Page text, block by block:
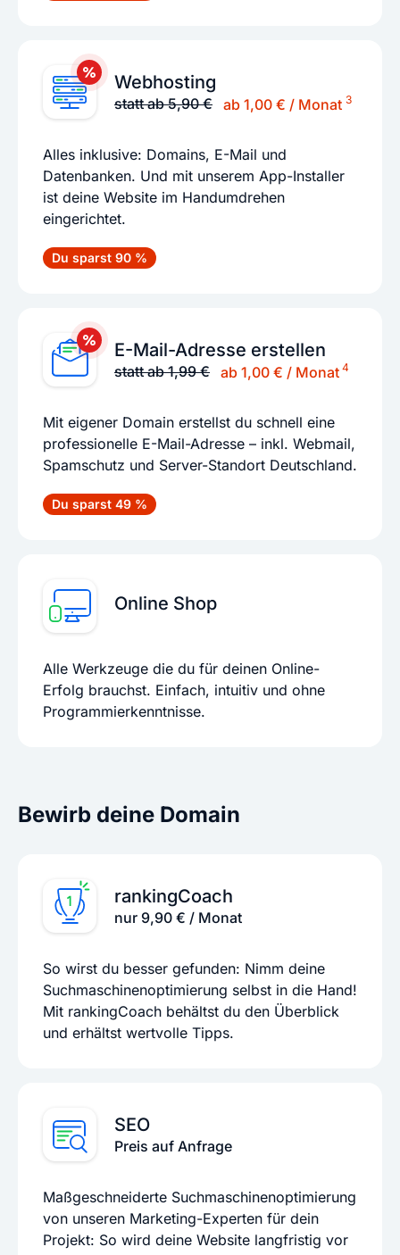
Webhosting
statt ab 5,90 € ab 1,00 € / Monat 3
Alles inklusive: Domains, E-Mail und
Datenbanken. Und mit unserem App-Installer
ist deine Website im Handumdrehen
eingerichtet.
Du sparst 90 %
E-Mail-Adresse erstellen
statt ab 1,99 € ab 1,00 € / Monat4
Mit eigener Domain erstellst du schnell eine
professionelle E-Mail-Adresse – inkl. Webmail,
Spamschutz und Server-Standort Deutschland.
Du sparst 49 %
Online Shop
Alle Werkzeuge die du für deinen Online-
Erfolg brauchst. Einfach, intuitiv und ohne
Programmierkenntnisse.
Bewirb deine Domain
rankingCoach
nur 9,90 € / Monat
So wirst du besser gefunden: Nimm deine
Suchmaschinenoptimierung selbst in die Hand!
Mit rankingCoach behältst du den Überblick
und erhältst wertvolle Tipps.
SEO
Preis auf Anfrage
Maßgeschneiderte Suchmaschinenoptimierung
von unseren Marketing-Experten für dein
Projekt: So wird deine Website langfristig vor